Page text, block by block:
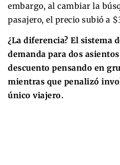
embargo, al cambiar la
pasajero, el precio subió a
¿La diferencia? El sistema
demanda para dos
descuento pensando en
mientras que penalizó
único viajero.